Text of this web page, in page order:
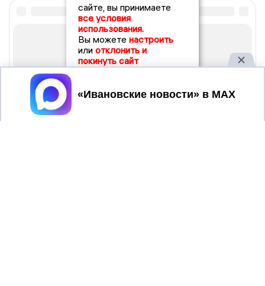
сайте, вы принимаете
все условия
использования.
Вы можете настроить
или отклонить и
покинуть сайт
Принять